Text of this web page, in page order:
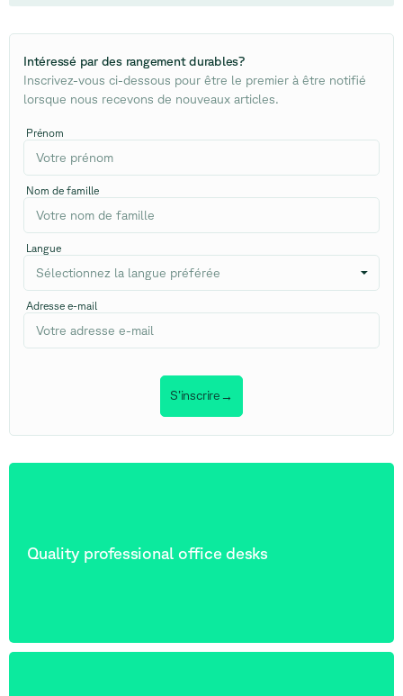
Intéressé par des rangement durables?
Inscrivez-vous ci-dessous pour être le premier à être notifié
lorsque nous recevons de nouveaux articles.
Prénom
Nom de famille
Langue
Sélectionnez la langue préférée
Adresse e-mail
S’inscrire→
Quality professional office desks